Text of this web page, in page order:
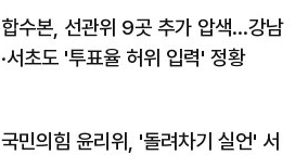
합수본, 선관위 9곳 추가 압색…강남
·서초도 '투표율 허위 입력' 정황
국민의힘 윤리위, '돌려차기 실언' 서